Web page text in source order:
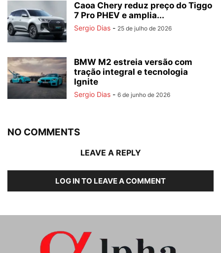
Caoa Chery reduz preço do Tiggo
7 Pro PHEV e amplia...
Sergio Dias - 25 de julho de 2026
BMW M2 estreia versão com
tração integral e tecnologia
Ignite
Sergio Dias - 6 de junho de 2026
NO COMMENTS
LEAVE A REPLY
LOG IN TO LEAVE A COMMENT